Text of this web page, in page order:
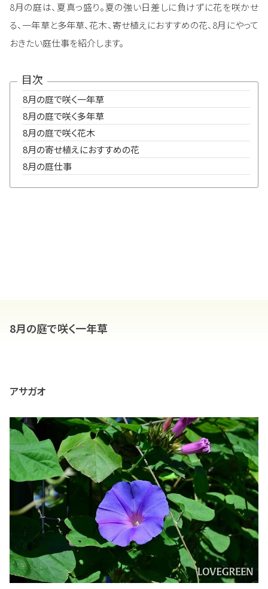
8月の庭は、夏真っ盛り。夏の強い日差しに負けずに花を咲かせ
る、一年草と多年草、花木、寄せ植えにおすすめの花、8月にやって
おきたい庭仕事を紹介します。
目次
8月の庭で咲く一年草
8月の庭で咲く多年草
8月の庭で咲く花木
8月の寄せ植えにおすすめの花
8月の庭仕事
8月の庭で咲く一年草
アサガオ